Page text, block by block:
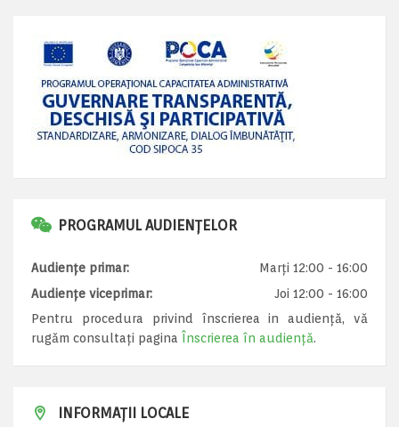
PROGRAMUL AUDIENȚELOR
Audiențe primar:
Marți 12:00 - 16:00
Audiențe viceprimar:
Joi 12:00 - 16:00
Pentru procedura privind înscrierea in audiență, vă
rugăm consultați pagina Înscrierea în audiență.
INFORMAȚII LOCALE